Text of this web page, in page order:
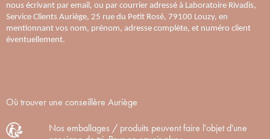
nous écrivant par email, ou par courrier adressé à Laboratoire Rivadis,
Service Clients Auriège, 25 rue du Petit Rosé, 79100 Louzy, en
mentionnant vos nom, prénom, adresse complète, et numéro client
éventuellement.
Où trouver une conseillère Auriège
Nos emballages / produits peuvent faire l'objet d'une